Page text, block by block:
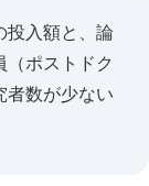
投入額と、論
ポストドク
者数が少ない